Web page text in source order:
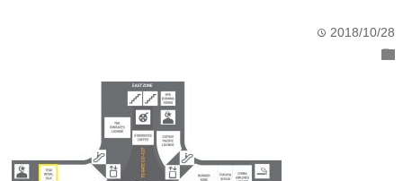
time 2018/10/28
folder